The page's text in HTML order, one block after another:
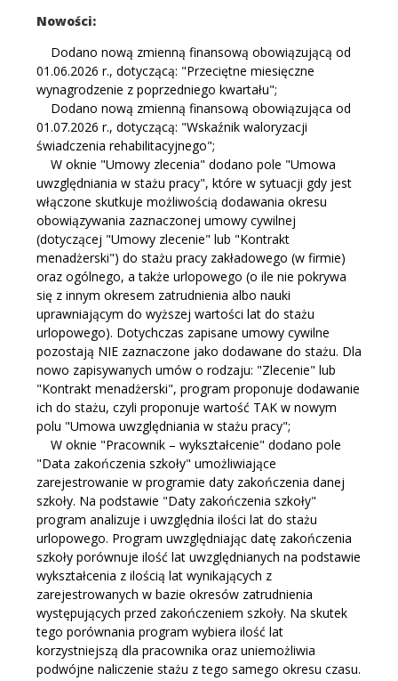
Nowości:
Dodano nową zmienną finansową obowiązującą od
01.06.2026 r., dotyczącą: "Przeciętne miesięczne
wynagrodzenie z poprzedniego kwartału";
Dodano nową zmienną finansową obowiązująca od
01.07.2026 r., dotyczącą: "Wskaźnik waloryzacji
świadczenia rehabilitacyjnego";
W oknie "Umowy zlecenia" dodano pole "Umowa
uwzględniania w stażu pracy", które w sytuacji gdy jest
włączone skutkuje możliwością dodawania okresu
obowiązywania zaznaczonej umowy cywilnej
(dotyczącej "Umowy zlecenie" lub "Kontrakt
menadżerski") do stażu pracy zakładowego (w firmie)
oraz ogólnego, a także urlopowego (o ile nie pokrywa
się z innym okresem zatrudnienia albo nauki
uprawniającym do wyższej wartości lat do stażu
urlopowego). Dotychczas zapisane umowy cywilne
pozostają NIE zaznaczone jako dodawane do stażu. Dla
nowo zapisywanych umów o rodzaju: "Zlecenie" lub
"Kontrakt menadżerski", program proponuje dodawanie
ich do stażu, czyli proponuje wartość TAK w nowym
polu "Umowa uwzględniania w stażu pracy";
W oknie "Pracownik – wykształcenie" dodano pole
"Data zakończenia szkoły" umożliwiające
zarejestrowanie w programie daty zakończenia danej
szkoły. Na podstawie "Daty zakończenia szkoły"
program analizuje i uwzględnia ilości lat do stażu
urlopowego. Program uwzględniając datę zakończenia
szkoły porównuje ilość lat uwzględnianych na podstawie
wykształcenia z ilością lat wynikających z
zarejestrowanych w bazie okresów zatrudnienia
występujących przed zakończeniem szkoły. Na skutek
tego porównania program wybiera ilość lat
korzystniejszą dla pracownika oraz uniemożliwia
podwójne naliczenie stażu z tego samego okresu czasu.